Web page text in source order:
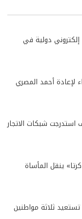
دولية في
لإعادة أحمد المصري
شبكات الاتجار
ينقل المأساة
ثلاثة مواطنين